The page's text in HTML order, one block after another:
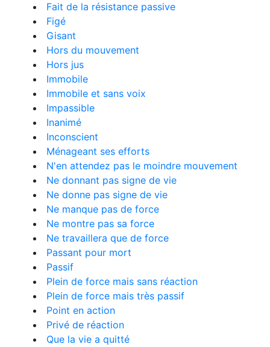
Fait de la résistance passive
Figé
Gisant
Hors du mouvement
Hors jus
Immobile
Immobile et sans voix
Impassible
Inanimé
Inconscient
Ménageant ses efforts
N'en attendez pas le moindre mouvement
Ne donnant pas signe de vie
Ne donne pas signe de vie
Ne manque pas de force
Ne montre pas sa force
Ne travaillera que de force
Passant pour mort
Passif
Plein de force mais sans réaction
Plein de force mais très passif
Point en action
Privé de réaction
Que la vie a quitté